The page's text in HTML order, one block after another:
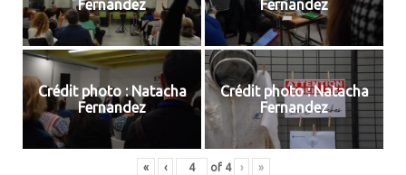
Fernandez
Fernandez
Crédit photo : Natacha
Fernandez
Crédit photo : Natacha
Fernandez
« ‹ of 4 › »